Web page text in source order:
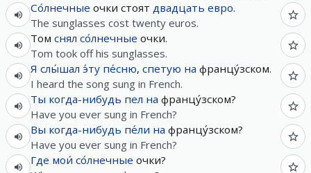
Со́лнечные очки стоят двадцать евро.
The sunglasses cost twenty euros.
Том снял со́лнечные очки.
Tom took off his sunglasses.
Я слы́шал э́ту пе́сню, спетую на францу́зском.
I heard the song sung in French.
Ты когда-нибудь пел на францу́зском?
Have you ever sung in French?
Вы когда-нибудь пе́ли на францу́зском?
Have you ever sung in French?
Где мои́ со́лнечные очки?